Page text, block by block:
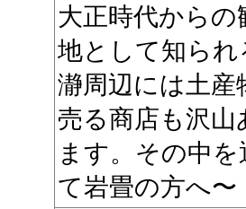
大正時代からの
地として知られ
瀞周辺には土産
売る商店も沢山
ます。その中を
て岩畳の方へ〜